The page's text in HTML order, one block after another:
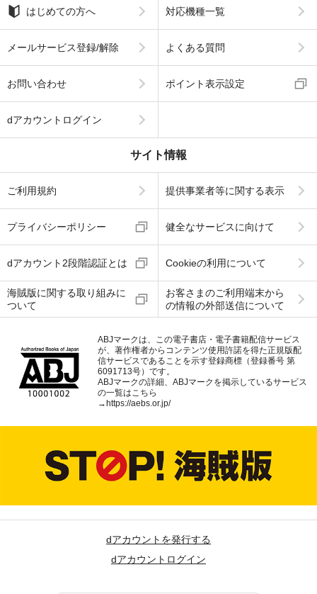
はじめての方へ 対応機種一覧
メールサービス登録/解除 よくある質問
お問い合わせ ポイント表示設定
dアカウントログイン
サイト情報
ご利用規約 提供事業者等に関する表示
プライバシーポリシー 健全なサービスに向けて
dアカウント2段階認証とは Cookieの利用について
海賊版に関する取り組みに
ついて
お客さまのご利用端末から
の情報の外部送信について
ABJマークは、この電子書店・電子書籍配信サービス
が、著作権者からコンテンツ使用許諾を得た正規版配
信サービスであることを示す登録商標（登録番号 第
6091713号）です。
ABJマークの詳細、ABJマークを掲示しているサービス
の一覧はこちら
→ https://aebs.or.jp/
dアカウントを発行する
dアカウントログイン